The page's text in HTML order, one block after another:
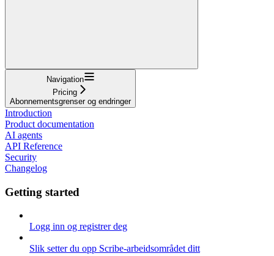
Navigation
Pricing
Abonnementsgrenser og endringer
Introduction
Product documentation
AI agents
API Reference
Security
Changelog
Getting started
Logg inn og registrer deg
Slik setter du opp Scribe-arbeidsområdet ditt